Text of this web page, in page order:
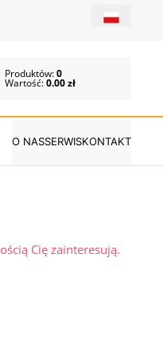
Produktów:0
Wartość:0.00 zł
O NASSERWISKONTAKT
Cię zainteresują.